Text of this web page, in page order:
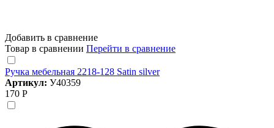
Добавить в сравнение
Товар в сравнении Перейти в сравнение
Ручка мебельная 2218-128 Satin silver
Артикул: У40359
170 Р